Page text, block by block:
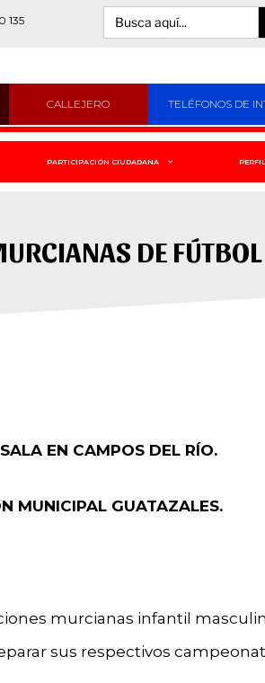
135 Buscar:
CALLEJERO TELÉFONOS DE
PARTICIPACIÓN CIUDADANA
DE
EN CAMPOS DEL RÍO.
MUNICIPAL GUATAZALES.
murcianas infantil
sus respectivos